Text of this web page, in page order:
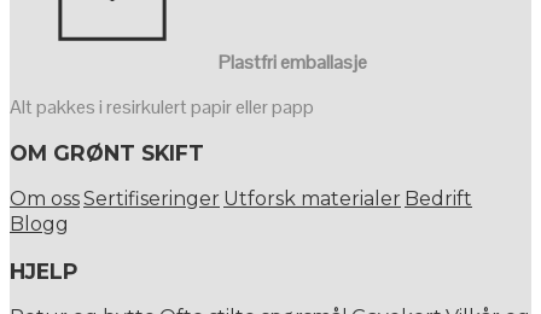
Plastfri emballasje
Alt pakkes i resirkulert papir eller papp
OM GRØNT SKIFT
Om ossSertifiseringer Utforsk materialer Bedrift
Blogg
HJELP